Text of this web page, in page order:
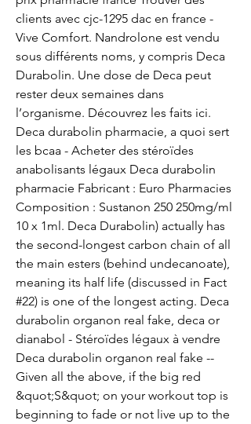
clients avec cjc-1295 dac en france -
Vive Comfort. Nandrolone est vendu
sous différents noms, y compris Deca
Durabolin. Une dose de Deca peut
rester deux semaines dans
l’organisme. Découvrez les faits ici.
Deca durabolin pharmacie, a quoi sert
les bcaa - Acheter des stéroïdes
anabolisants légaux Deca durabolin
pharmacie Fabricant : Euro Pharmacies
Composition : Sustanon 250 250mg/ml
10 x 1ml. Deca Durabolin) actually has
the second-longest carbon chain of all
the main esters (behind undecanoate),
meaning its half life (discussed in Fact
#22) is one of the longest acting. Deca
durabolin organon real fake, deca or
dianabol - Stéroïdes légaux à vendre
Deca durabolin organon real fake --
Given all the above, if the big red
&quot;S&quot; on your workout top is
beginning to fade or not live up to the